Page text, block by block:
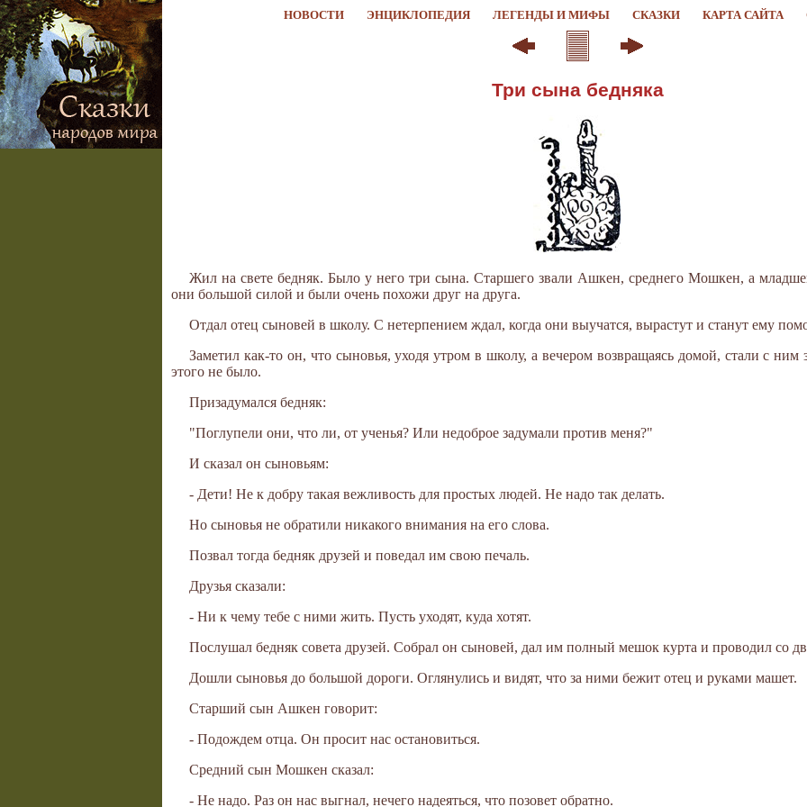
НОВОСТИ ЭНЦИКЛОПЕДИЯ ЛЕГЕНДЫ И МИФЫ СКАЗКИ КАРТА САЙТА
Три сына бедняка
Жил на свете бедняк. Было у него три сына. Старшего звали Ашкен, среднего Мошкен, а
они большой силой и были очень похожи друг на друга.
Отдал отец сыновей в школу. С нетерпением ждал, когда они выучатся, вырастут и станут ему
Заметил как-то он, что сыновья, уходя утром в школу, а вечером возвращаясь домой, стали с ним
этого не было.
Призадумался бедняк:
"Поглупели они, что ли, от ученья? Или недоброе задумали против меня?"
И сказал он сыновьям:
- Дети! Не к добру такая вежливость для простых людей. Не надо так делать.
Но сыновья не обратили никакого внимания на его слова.
Позвал тогда бедняк друзей и поведал им свою печаль.
Друзья сказали:
- Ни к чему тебе с ними жить. Пусть уходят, куда хотят.
Послушал бедняк совета друзей. Собрал он сыновей, дал им полный мешок курта и проводил со
Дошли сыновья до большой дороги. Оглянулись и видят, что за ними бежит отец и руками машет.
Старший сын Ашкен говорит:
- Подождем отца. Он просит нас остановиться.
Средний сын Мошкен сказал:
- Не надо. Раз он нас выгнал, нечего надеяться, что позовет обратно.